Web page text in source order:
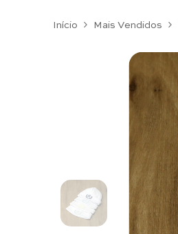
Início Mais Vendidos